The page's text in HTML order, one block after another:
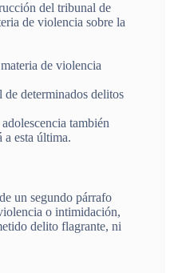
del tribunal de
de violencia sobre la
de violencia
de determinados delitos
también
a esta última.
un segundo párrafo
o intimidación,
delito flagrante, ni